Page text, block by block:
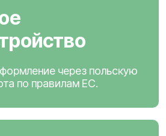
через польскую
по правилам ЕС.